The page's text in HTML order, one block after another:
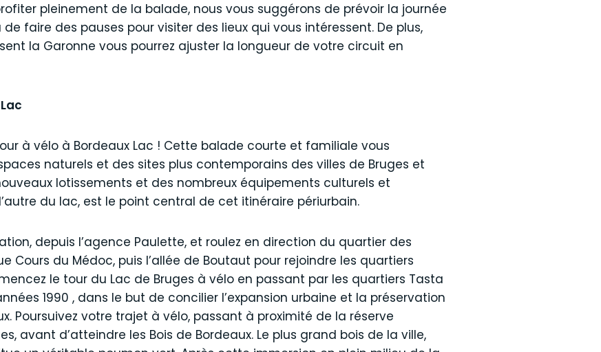
pleinement de la balade, nous vous suggérons de prévoir la journée
faire des pauses pour visiter des lieux qui vous intéressent. De plus,
la Garonne vous pourrez ajuster la longueur de votre circuit en
à vélo à Bordeaux Lac ! Cette balade courte et familiale vous
naturels et des sites plus contemporains des villes de Bruges et
lotissements et des nombreux équipements culturels et
du lac, est le point central de cet itinéraire périurbain.
depuis l’agence Paulette, et roulez en direction du quartier des
Cours du Médoc, puis l’allée de Boutaut pour rejoindre les quartiers
le tour du Lac de Bruges à vélo en passant par les quartiers Tasta
1990 , dans le but de concilier l’expansion urbaine et la préservation
Poursuivez votre trajet à vélo, passant à proximité de la réserve
avant d’atteindre les Bois de Bordeaux. Le plus grand bois de la ville,